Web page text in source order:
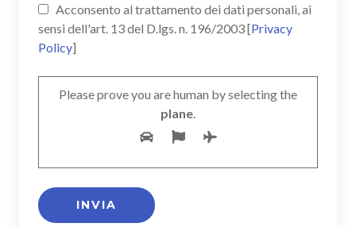
Acconsento al trattamento dei dati personali, ai
sensi dell'art. 13 del D.lgs. n. 196/2003 [Privacy
Policy]
Please prove you are human by selecting the
plane.